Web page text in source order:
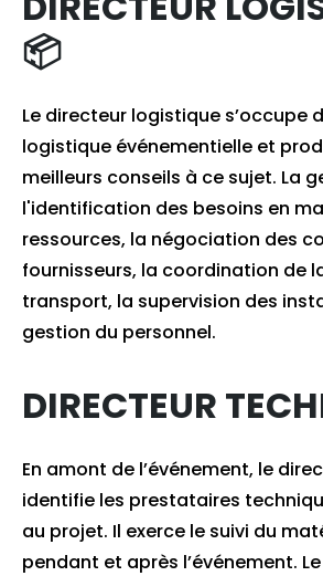
📦
Le directeur logistique s’occupe
logistique événementielle et
meilleurs conseils à ce sujet. La
l'identification des besoins en
ressources, la négociation des
fournisseurs, la coordination de
transport, la supervision des
gestion du personnel.
DIRECTEUR
En amont de l’événement, le
identifie les prestataires
au projet. Il exerce le suivi du
pendant et après l’événement.